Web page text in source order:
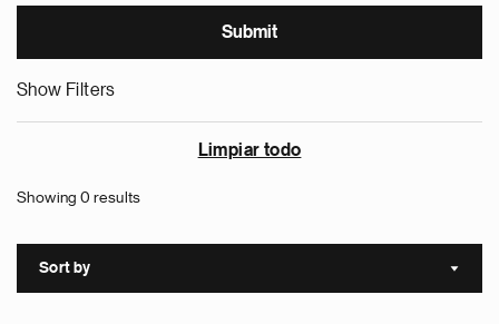
Show Filters
Limpiar todo
Showing 0 results
Sort by Sort